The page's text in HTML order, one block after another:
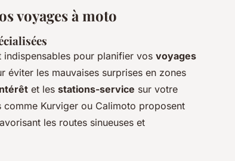
voyages à moto
pour planifier vos voyages
éviter les mauvaises surprises en zones
et les stations-service sur votre
Kurviger ou Calimoto proposent
les routes sinueuses et